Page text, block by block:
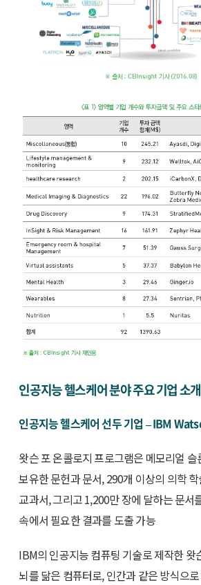
인공지능 헬스케어 분야 주요 기업 소개
인공지능 헬스케어 선두 기업 – IBM
왓슨 포 온콜로지 프로그램은 메모리얼
보유한 문헌과 문서, 290개 이상의 의학
교과서, 그리고 1,200만 장에 달하는 문서
속에서 필요한 결과를 도출 가능
IBM의 인공지능 컴퓨팅 기술로 제작한 왓
뇌를 닮은 컴퓨터로, 인간과 같은 방식으